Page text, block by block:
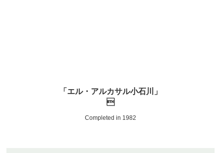
「エル・アルカサル小石川」

Completed in 1982